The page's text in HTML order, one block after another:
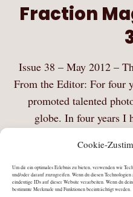
Cookie-
Um dir ein optimales Erlebnis zu bieten, verwenden wir
und/oder darauf zuzugreifen. Wenn du diesen
eindeutige IDs auf dieser Website verarbeiten. Wenn du
bestimmte Merkmale und Funktionen beeinträchtigt werden.
Fraction
Issue 38 – May 2012 –
From the Editor: For four
promoted talented
globe. In four years I